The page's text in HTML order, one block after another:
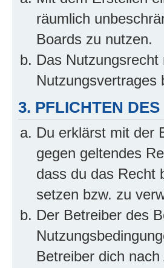
räumlich
Boards zu nutzen.
Das
Nutzungsvertrages
3. PFLICHTEN
Du erklärst mit der
gegen geltendes
dass du das Recht
setzen bzw. zu
Der Betreiber des
Betreiber dich